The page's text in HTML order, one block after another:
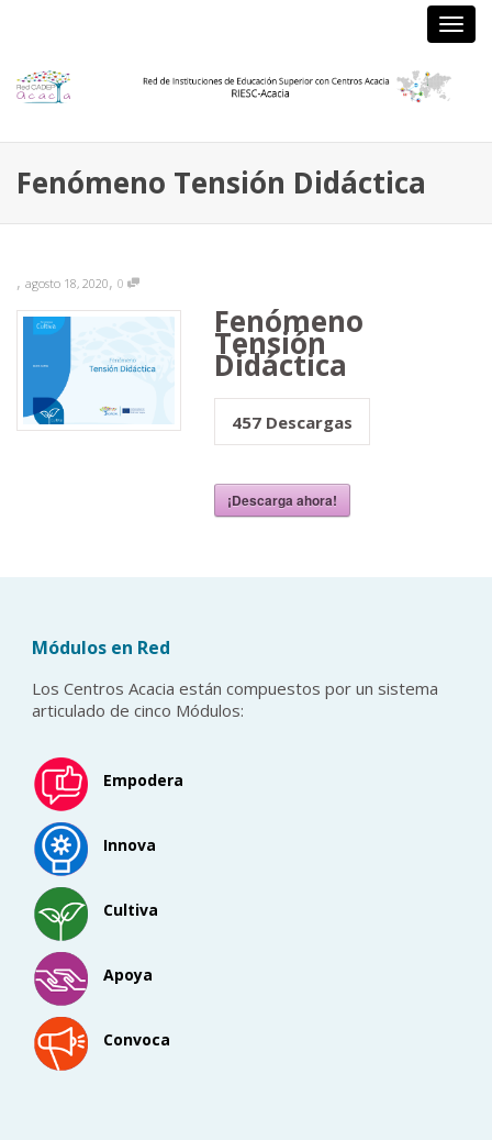
Fenómeno Tensión Didáctica
, agosto 18, 2020, 0
Fenómeno
Tensión
Didáctica
457 Descargas
¡Descarga ahora!
Módulos en Red
Los Centros Acacia están compuestos por un sistema
articulado de cinco Módulos:
Empodera
Innova
Cultiva
Apoya
Convoca